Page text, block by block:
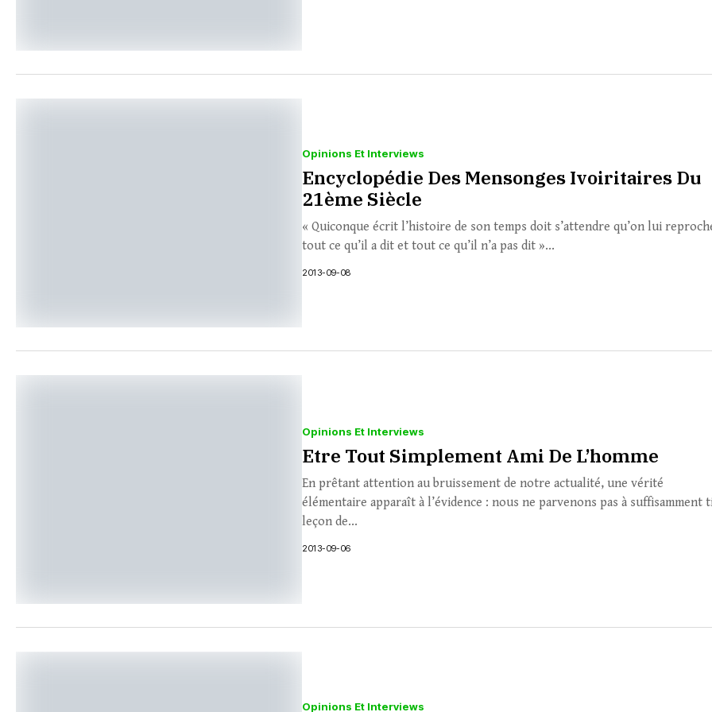
Opinions Et Interviews
Encyclopédie Des Mensonges Ivoiritaires Du
21ème Siècle
« Quiconque écrit l’histoire de son temps doit s’attendre qu’on lui
tout ce qu’il a dit et tout ce qu’il n’a pas dit »...
2013-09-08
Opinions Et Interviews
Etre Tout Simplement Ami De L’homme
En prêtant attention au bruissement de notre actualité, une vérité
élémentaire apparaît à l’évidence : nous ne parvenons pas à suffisamment
leçon de...
2013-09-06
Opinions Et Interviews